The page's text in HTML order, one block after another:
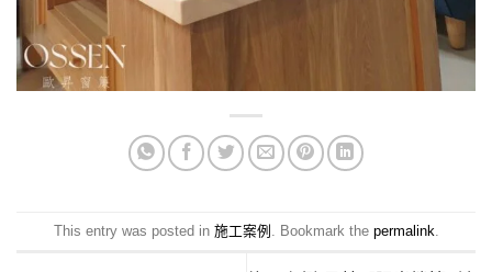
This entry was posted in 施工案例 . Bookmark the permalink